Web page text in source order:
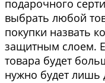
подарочного
выбрать любой
покупки назвать
защитным слоем.
товара будет
нужно будет лишь